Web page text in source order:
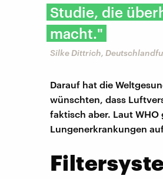
Studie, die
macht."
Silke Dittrich,
Darauf hat die
wünschten, dass
faktisch aber. Laut
Lungenerkrankungen